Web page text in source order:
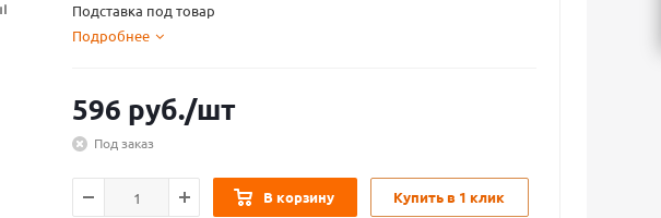
Подставка под товар
Подробнее
596 руб./шт
Под заказ
В корзину Купить в 1 клик